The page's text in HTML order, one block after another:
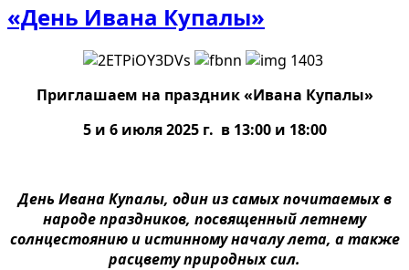
«День Ивана Купалы»
Приглашаем на праздник «Ивана Купалы»
5 и 6 июля 2025 г. в 13:00 и 18:00
День Ивана Купалы, один из самых почитаемых в
народе праздников, посвященный летнему
солнцестоянию и истинному началу лета, а также
расцвету природных сил.